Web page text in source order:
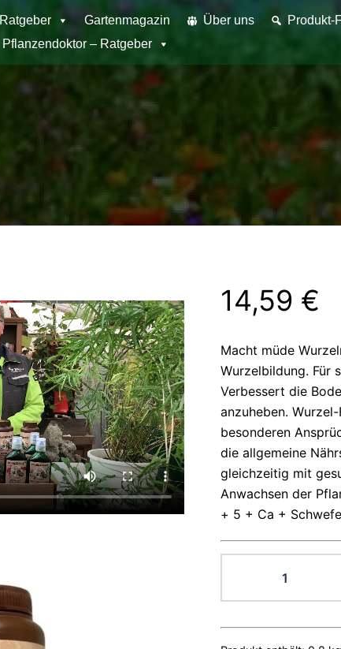
Ratgeber Gartenmagazin Über uns
Produkt-
Pflanzendoktor – Ratgeber
14,59 €
Macht müde
Wurzelbildung. Für
Verbessert die
anzuheben.
besonderen
die allgemeine
gleichzeitig mit
Anwachsen der
+ 5 + Ca +
WURZEL-
FIT